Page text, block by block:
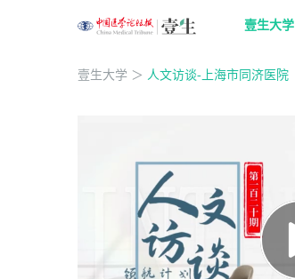
壹生大学
壹生大学 ＞ 人文访谈-上海市同济医院